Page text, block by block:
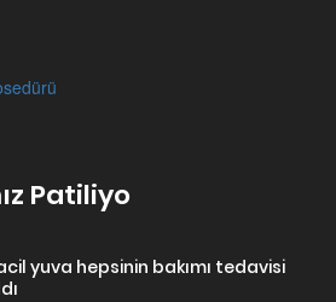
Patiliyo
yuva hepsinin bakımı tedavisi